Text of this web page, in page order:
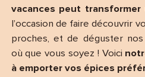
vacances peut transformer
l’occasion de faire découvrir
proches, et de déguster nos
où que vous soyez ! Voici
à emporter vos épices